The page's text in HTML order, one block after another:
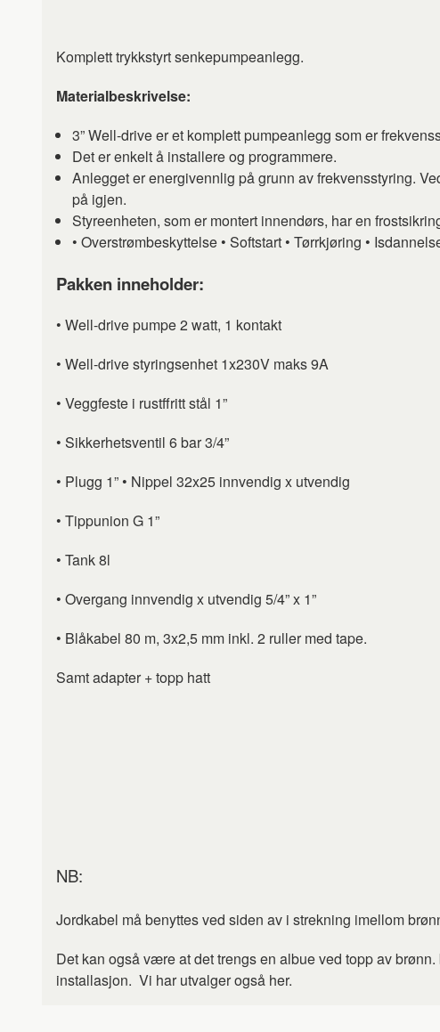
Komplett trykkstyrt senkepumpeanlegg.
Materialbeskrivelse:
3” Well-drive er et komplett pumpeanlegg som er
Det er enkelt å installere og programmere.
Anlegget er energivennlig på grunn av frekvensstyring.
på igjen.
Styreenheten, som er montert innendørs, har en
• Overstrømbeskyttelse • Softstart • Tørrkjøring •
Pakken inneholder:
• Well-drive pumpe 2 watt, 1 kontakt
• Well-drive styringsenhet 1x230V maks 9A
• Veggfeste i rustffritt stål 1”
• Sikkerhetsventil 6 bar 3/4”
• Plugg 1” • Nippel 32x25 innvendig x utvendig
• Tippunion G 1”
• Tank 8l
• Overgang innvendig x utvendig 5/4” x 1”
• Blåkabel 80 m, 3x2,5 mm inkl. 2 ruller med tape.
Samt adapter + topp hatt
NB:
Jordkabel må benyttes ved siden av i strekning imellom
Det kan også være at det trengs en albue ved topp av
installasjon. Vi har utvalger også her.